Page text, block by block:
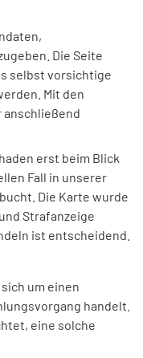
Die Seite
selbst vorsichtige
Mit den
anschließend
erst beim Blick
Fall in unserer
Die Karte wurde
Strafanzeige
ist entscheidend.
um einen
handelt.
eine solche